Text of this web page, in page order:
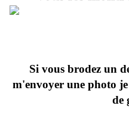
Si vous brodez un
m'envoyer une photo
de